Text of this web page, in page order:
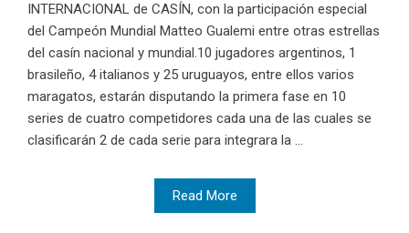
INTERNACIONAL de CASÍN, con la participación especial
del Campeón Mundial Matteo Gualemi entre otras estrellas
del casín nacional y mundial.10 jugadores argentinos, 1
brasileño, 4 italianos y 25 uruguayos, entre ellos varios
maragatos, estarán disputando la primera fase en 10
series de cuatro competidores cada una de las cuales se
clasificarán 2 de cada serie para integrara la ...
Read More